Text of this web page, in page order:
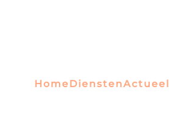
HomeDienstenActueel